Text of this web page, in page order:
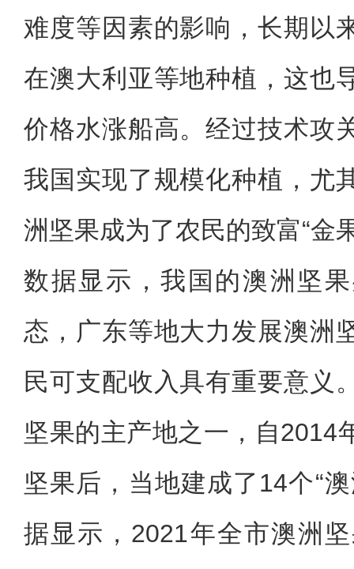
难度等因素的影响，长期以
在澳大利亚等地种植，这也
价格水涨船高。经过技术攻
我国实现了规模化种植，尤
洲坚果成为了农民的致富“金
数据显示，我国的澳洲坚
态，广东等地大力发展澳洲
民可支配收入具有重要意义
坚果的主产地之一，自2014
坚果后，当地建成了14个“
据显示，2021年全市澳洲